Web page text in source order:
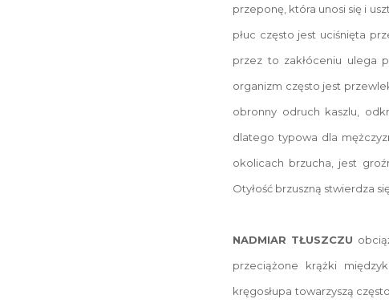
przeponę, która unosi się i
płuc często jest uciśnięta
przez to zakłóceniu ulega
organizm często jest
obronny odruch kaszlu,
dlatego typowa dla
okolicach brzucha, jest
Otyłość brzuszną stwierdza
NADMIAR TŁUSZCZU
przeciążone krążki
kręgosłupa towarzyszą